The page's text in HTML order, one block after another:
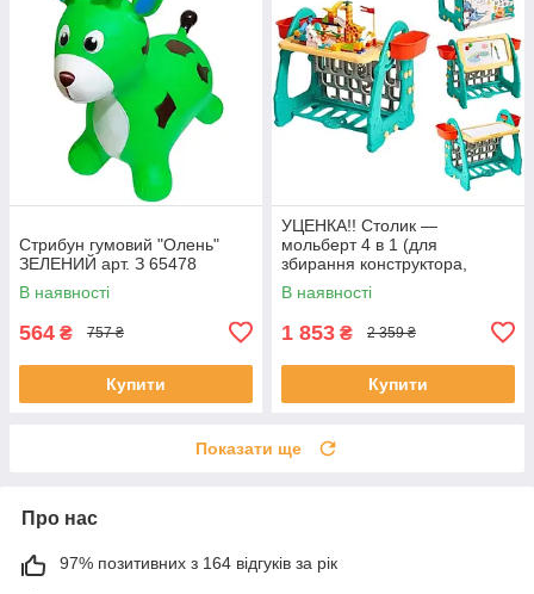
Стрибун гумовий "Олень"
ЗЕЛЕНИЙ арт. З 65478
В наявності
564 ₴ 757 ₴
Купити
УЦЕНКА!! Столик —
мольберт 4 в 1 (для
збирання конструктора,
малювання, книжкова
полиця) арт. S 075
В наявності
1 853 ₴ 2 359 ₴
Купити
Показати ще
Про нас
97% позитивних з 164 відгуків за рік